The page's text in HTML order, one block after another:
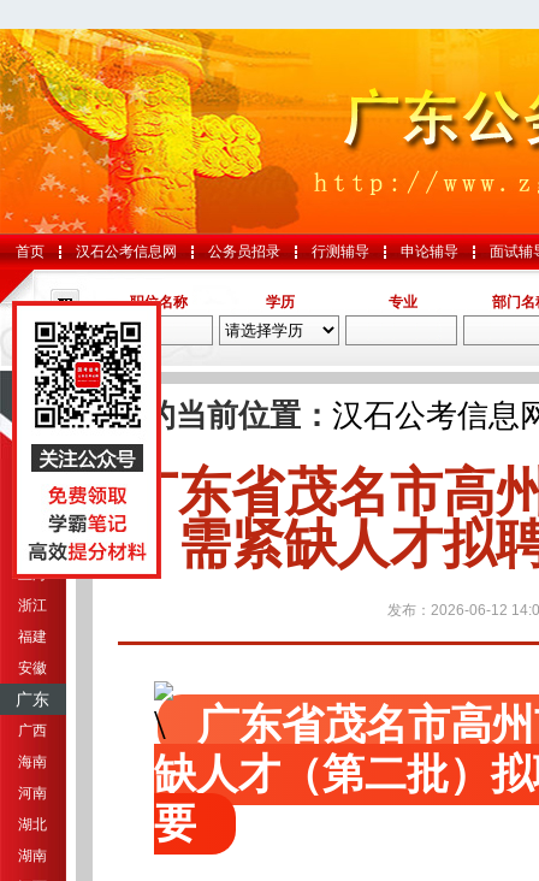
首页 汉石公考信息网 公务员招录 行测辅导 申论辅导 面试辅
职位名称 学历 专业 部门名
导航
江苏
上海
浙江
福建
安徽
广东
广西
海南
河南
湖北
湖南
您的当前位置： 汉石公考信息
广东省茂名市高
需紧缺人才拟
发布：2026-06-12
广东省茂名市高
缺人才（第二批）
要